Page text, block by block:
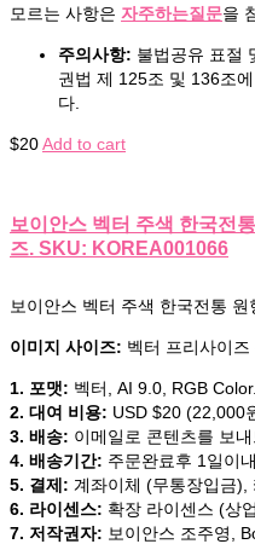
모르는 사항은 자주하는질문을
주의사항: 불법공유 표절
권법 제 125조 및 136조
다.
$20Add to cart
보이안스 벡터 주색 한국전
즈. SKU: KOREA001066
보이안스 벡터 주색 한국전통
이미지 사이즈: 벡터 프리사이
1. 포맷: 벡터, AI 9.0, RGB Color.
2. 대여 비용: USD $20 (22,000
3. 배송: 이메일로 콘텐츠를 보내
4. 배송기간: 주문완료후 1일이
5. 결제: 계좌이체 (무통장입금),
6. 라이센스: 확장 라이센스 (상
7. 저작권자: 보이안스 조주영,